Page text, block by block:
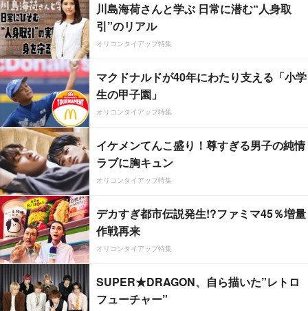
川島海荷さんと学ぶ 日常に潜む“人身取
引”のリアル
オリコンタイアップ特集
マクドナルドが40年にわたり支える「小学
生の甲子園」
オリコンタイアップ特集
イケメンてんこ盛り！尊すぎる男子の純情
ラブに胸キュン
オリコンタイアップ特集
デカすぎ都市伝説発生!?ファミマ45％増量
作戦再来
オリコンタイアップ特集
SUPER★DRAGON、自ら描いた”レトロ
フューチャー”